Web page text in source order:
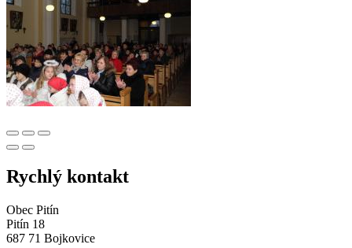
Rychlý kontakt
Obec Pitín
Pitín 18
687 71 Bojkovice